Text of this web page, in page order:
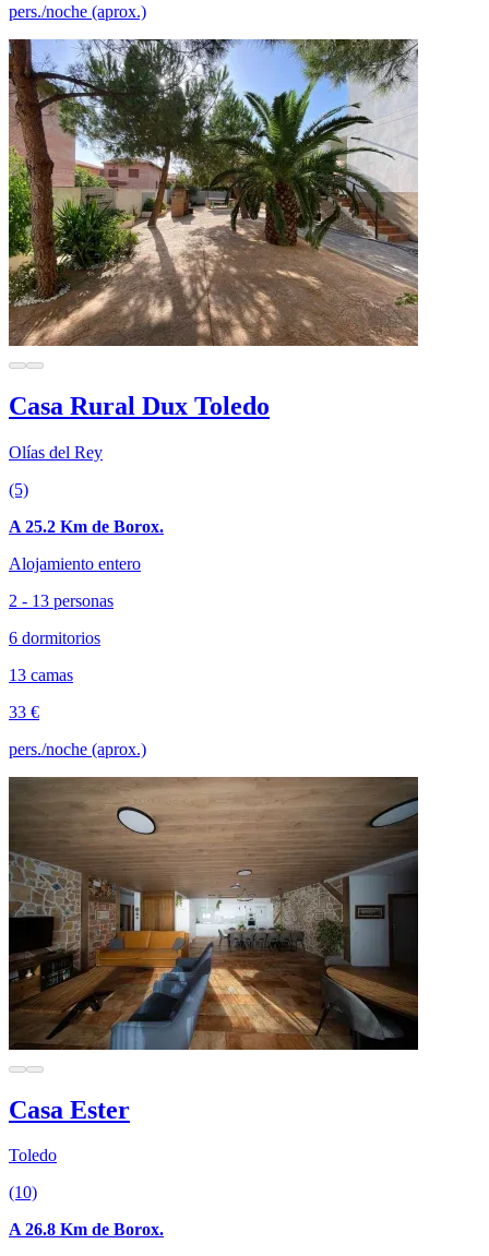
pers./noche (aprox.)
Casa Rural Dux Toledo
Olías del Rey
(5)
A 25.2 Km de Borox.
Alojamiento entero
2 - 13 personas
6 dormitorios
13 camas
33 €
pers./noche (aprox.)
Casa Ester
Toledo
(10)
A 26.8 Km de Borox.